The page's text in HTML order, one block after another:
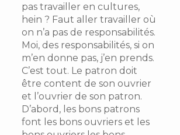
pas travailler en cultures,
hein ? Faut aller travailler où
on n’a pas de responsabilités.
Moi, des responsabilités, si on
m’en donne pas, j’en prends.
C’est tout. Le patron doit
être content de son ouvrier
et l’ouvrier de son patron.
D’abord, les bons patrons
font les bons ouvriers et les